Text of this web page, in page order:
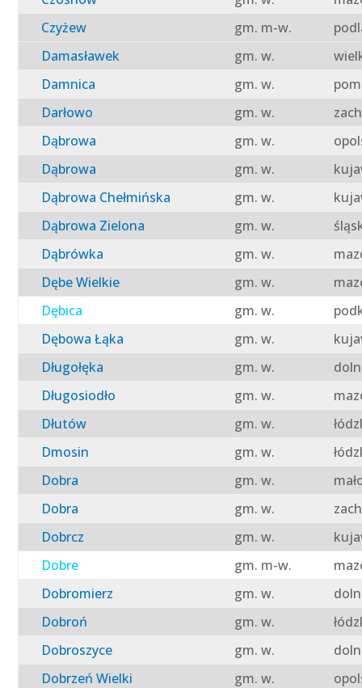
Czyżew
gm. m-w.
Damasławek
gm. w.
Damnica
gm. w.
Darłowo
gm. w.
Dąbrowa
gm. w.
Dąbrowa
gm. w.
Dąbrowa Chełmińska
gm. w.
Dąbrowa Zielona
gm. w.
Dąbrówka
gm. w.
Dębe Wielkie
gm. w.
Dębica
gm. w.
Dębowa Łąka
gm. w.
Długołęka
gm. w.
Długosiodło
gm. w.
Dłutów
gm. w.
Dmosin
gm. w.
Dobra
gm. w.
Dobra
gm. w.
Dobrcz
gm. w.
Dobre
gm. m-w.
Dobromierz
gm. w.
Dobroń
gm. w.
Dobroszyce
gm. w.
Dobrzeń Wielki
gm. w.